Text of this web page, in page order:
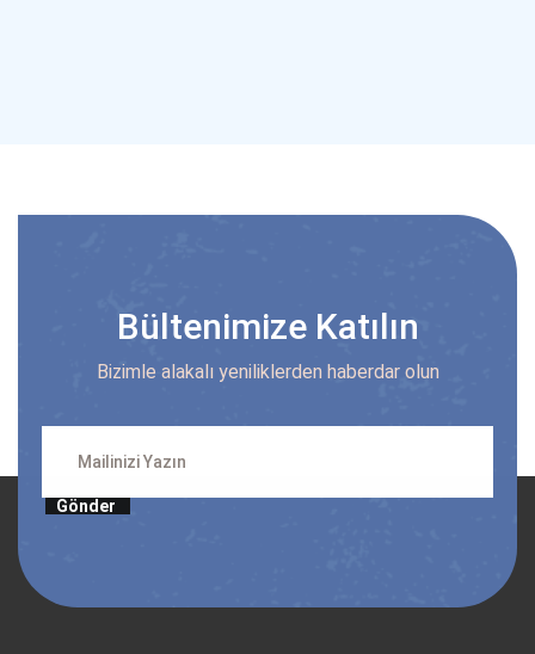
Bültenimize Katılın
Bizimle alakalı yeniliklerden haberdar olun
Gönder